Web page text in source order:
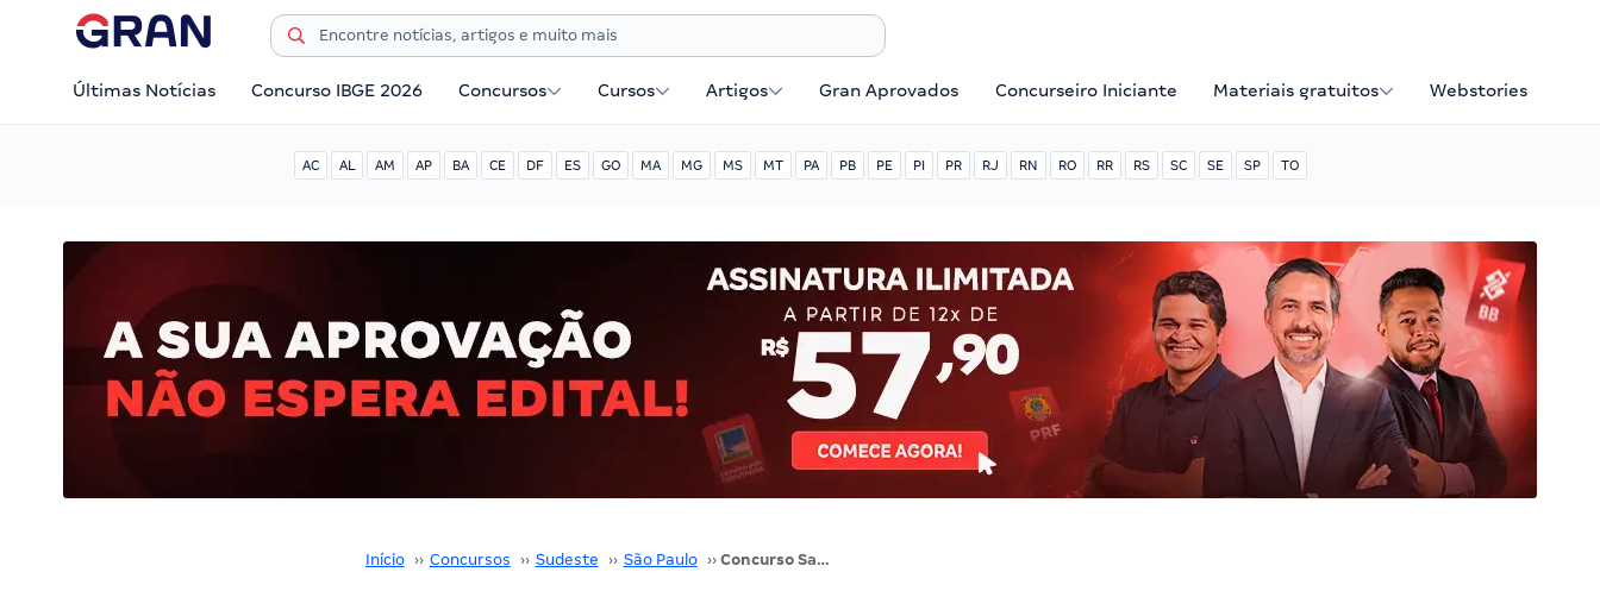
Últimas Notícias Concurso IBGE 2026 Concursos Cursos Artigos Gran Aprovados Concurseiro Iniciante Materiais gratuitos Webstories
AC AL AM AP BA CE DF ES GO MA MG MS MT PA PB PE PI PR RJ RN RO RR RS SC SE SP TO
Início ›› Concursos ›› Sudeste ›› São Paulo ›› Concurso Santa Gertrudes SP: edital em breve!